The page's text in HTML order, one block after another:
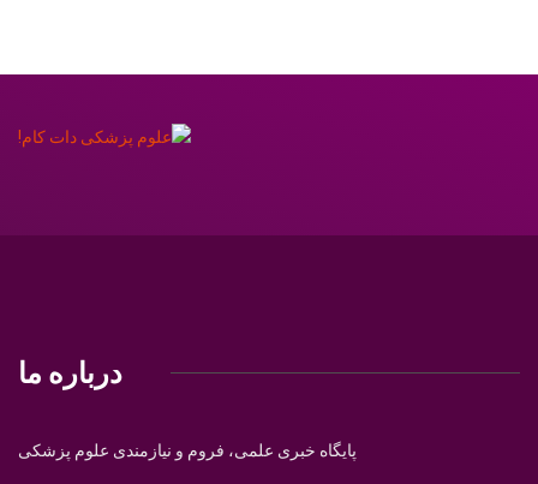
درباره ما
پایگاه خبری علمی، فروم و نیازمندی علوم پزشکی